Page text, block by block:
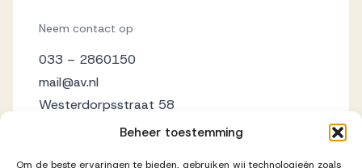
Beheer toestemming
Om de beste ervaringen te bieden, gebruiken wij technologieën zoals
Neem contact op
033 – 2860150
mail@av.nl
Westerdorpsstraat 58
3871 AZ Hoevelaken